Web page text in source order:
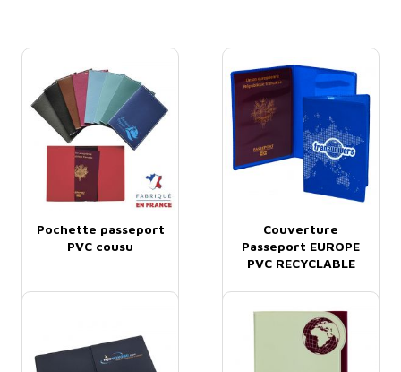
Pochette passeport
PVC cousu
Couverture
Passeport EUROPE
PVC RECYCLABLE